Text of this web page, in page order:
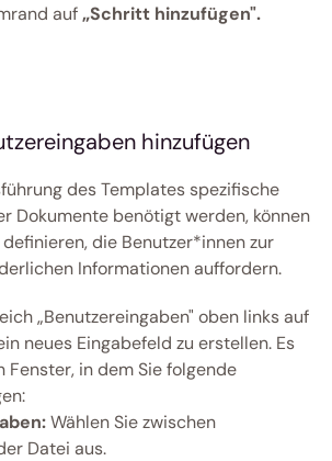
auf „Schritt hinzufügen".
hinzufügen
des Templates spezifische
Dokumente benötigt werden, können
die Benutzer*innen zur
Informationen auffordern.
„Benutzereingaben" oben links auf
neues Eingabefeld zu erstellen. Es
Fenster, in dem Sie folgende
Wählen Sie zwischen
Datei aus.